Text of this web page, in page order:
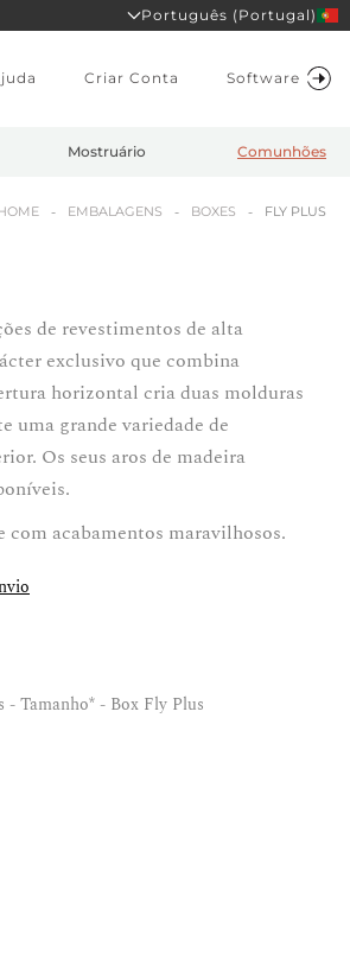
Português (Portugal)
Criar Conta Software
Mostruário Comunhões
EMBALAGENS BOXES FLY PLUS
de revestimentos de alta
exclusivo que combina
horizontal cria duas molduras
uma grande variedade de
Os seus aros de madeira
acabamentos maravilhosos.
- Tamanho* - Box Fly Plus